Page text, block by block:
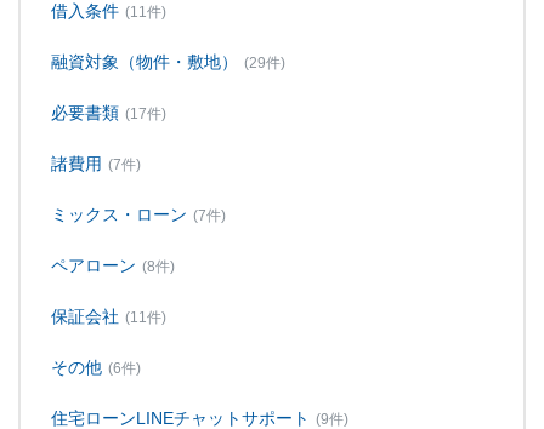
借入条件 (11件)
融資対象（物件・敷地） (29件)
必要書類 (17件)
諸費用 (7件)
ミックス・ローン (7件)
ペアローン (8件)
保証会社 (11件)
その他 (6件)
住宅ローンLINEチャットサポート (9件)